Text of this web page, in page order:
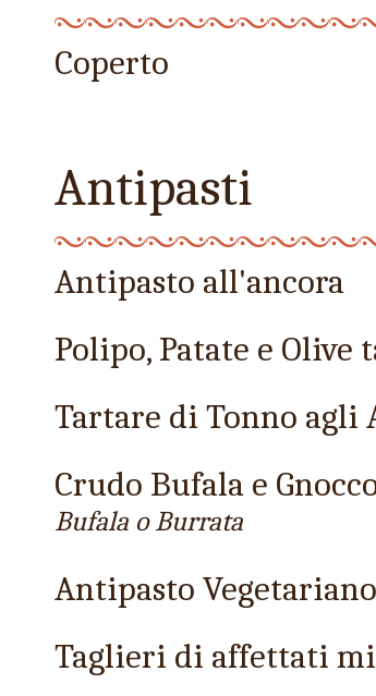
Coperto
Antipasti
Antipasto all'ancora
Polipo, Patate e Olive
Tartare di Tonno agli
Crudo Bufala e
Bufala o Burrata
Antipasto Vegetariano
Taglieri di affettati